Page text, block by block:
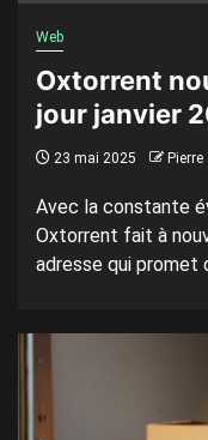
Web
Oxtorrent
jour janvier
23 mai 2025
Avec la constante
Oxtorrent fait à
adresse qui promet